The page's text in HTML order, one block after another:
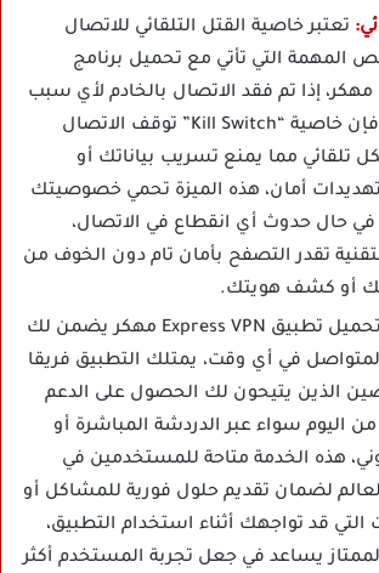
تعتبر خاصية القتل التلقائي للاتصال
المهمة التي تأتي مع تحميل برنامج
Express VPN مهكر، إذا تم فقد الاتصال بالخادم لأي سبب
من الأسباب فإن خاصية “Kill Switch” توقف الاتصال
تلقائي مما يمنع تسريب بياناتك أو
أمان، هذه الميزة تحمي خصوصيتك
حال حدوث أي انقطاع في الاتصال،
تقدر التصفح بأمان تام دون الخوف من
أو كشف هويتك.
تحميل تطبيق Express VPN مهكر يضمن لك
في أي وقت، يمتلك التطبيق فريقا
الذين يتيحون لك الحصول على الدعم
اليوم سواء عبر الدردشة المباشرة أو
هذه الخدمة متاحة للمستخدمين في
لضمان تقديم حلول فورية للمشاكل أو
التي قد تواجهك أثناء استخدام التطبيق،
يساعد في جعل تجربة المستخدم أكثر